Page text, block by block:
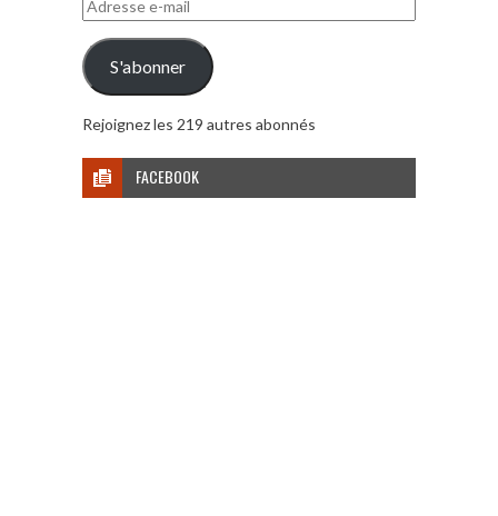
e-
mail
S'abonner
Rejoignez les 219 autres abonnés
FACEBOOK